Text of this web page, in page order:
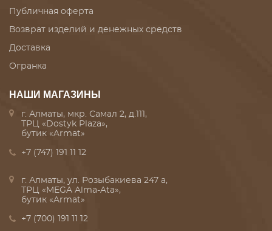
Публичная оферта
Возврат изделий и денежных средств
Доставка
Огранка
НАШИ МАГАЗИНЫ
г. Алматы, мкр. Самал 2, д.111,
ТРЦ «Dostyk Plaza»,
бутик «Armat»
+7 (747) 191 11 12
г. Алматы, ул. Розыбакиева 247 а,
ТРЦ «MEGA Alma-Ata»,
бутик «Armat»
+7 (700) 191 11 12